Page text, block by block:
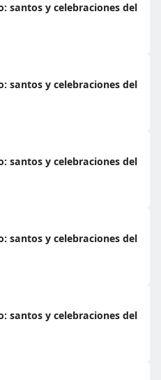
santos y celebraciones del
santos y celebraciones del
santos y celebraciones del
santos y celebraciones del
santos y celebraciones del